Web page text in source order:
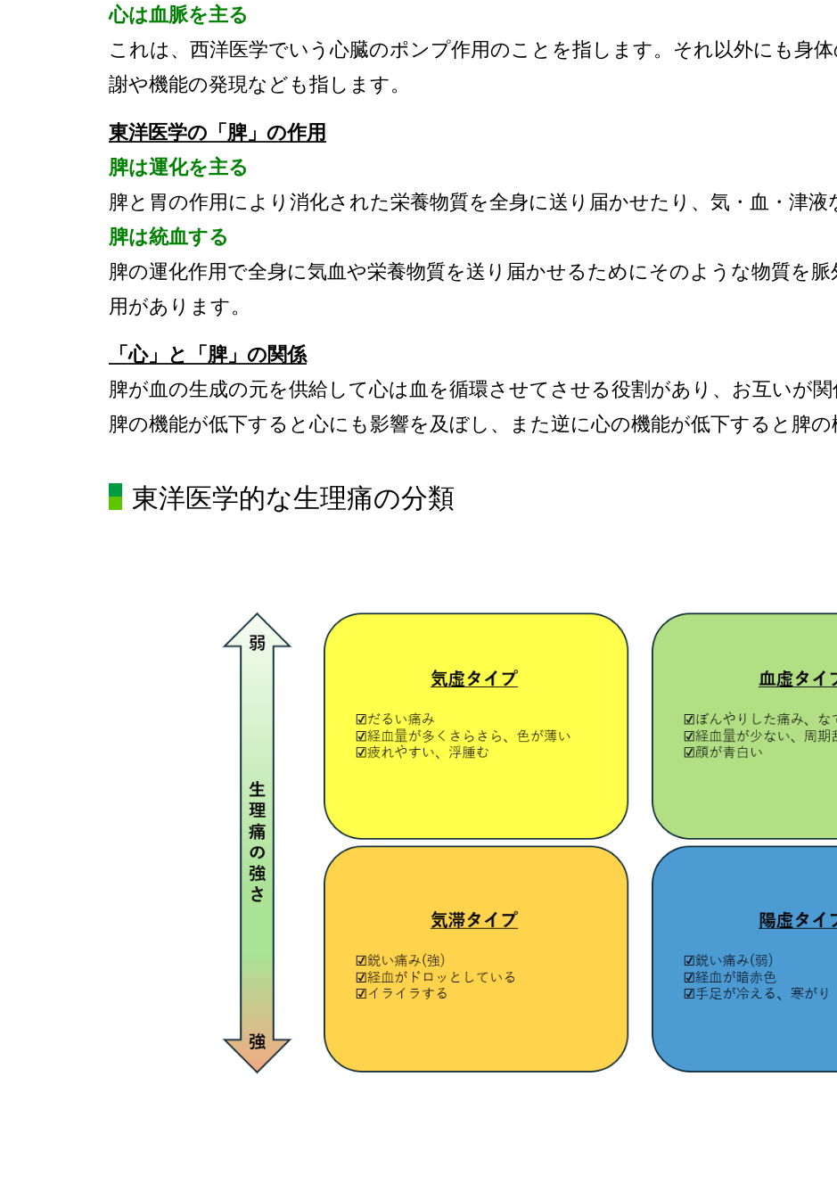
心は血脈を主る
これは、西洋医学でいう心臓のポンプ作用のことを指します。それ以外にも身
謝や機能の発現なども指します。
東洋医学の「脾」の作用
脾は運化を主る
脾と胃の作用により消化された栄養物質を全身に送り届かせたり、気・血・津液
脾は統血する
脾の運化作用で全身に気血や栄養物質を送り届かせるためにそのような物質を
用があります。
「心」と「脾」の関係
脾が血の生成の元を供給して心は血を循環させてさせる役割があり、お互いが
脾の機能が低下すると心にも影響を及ぼし、また逆に心の機能が低下すると脾の
東洋医学的な生理痛の分類